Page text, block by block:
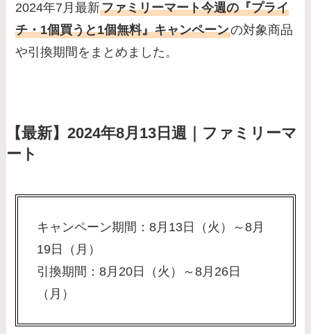
2024年7月最新ファミリーマート今週の『プライ
チ・1個買うと1個無料』キャンペーンの対象商品
や引換期間をまとめました。
【最新】2024年8月13日週｜ファミリーマ
ート
キャンペーン期間：8月13日（火）～8月
19日（月）
引換期間：8月20日（火）～8月26日
（月）